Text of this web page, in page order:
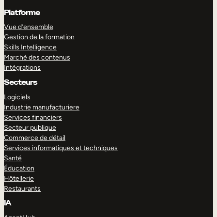
Platforme
Vue d’ensemble
Gestion de la formation
Skills Intelligence
Marché des contenus
Intégrations
Secteurs
Logiciels
Industrie manufacturiere
Services financiers
Secteur publique
Commerce de détail
Services informatiques et techniques
Santé
Éducation
Hôtellerie
Restaurants
IA